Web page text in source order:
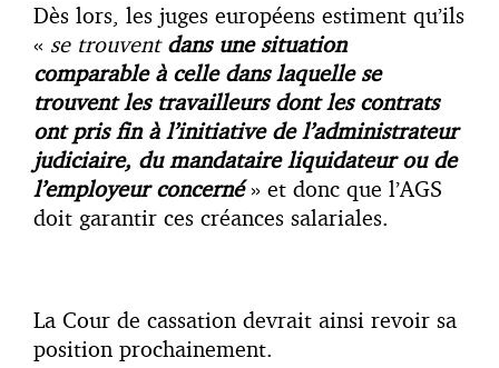
Dès lors, les juges européens estiment qu’ils
« se trouvent dans une situation
comparable à celle dans laquelle se
trouvent les travailleurs dont les contrats
ont pris fin à l’initiative de l’administrateur
judiciaire, du mandataire liquidateur ou de
l’employeur concerné» et donc que l’AGS
doit garantir ces créances salariales.
La Cour de cassation devrait ainsi revoir sa
position prochainement.